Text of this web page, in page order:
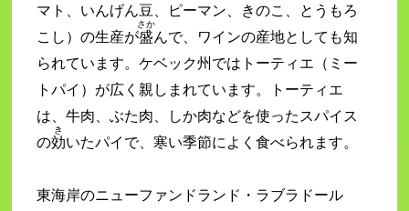
マト、いんげん豆、ピーマン、きのこ、とうもろ
こし）の生産が盛
さか
んで、ワインの産地としても知
られています。ケベック州ではトーティエ（ミー
トパイ）が広く親しまれています。トーティエ
は、牛肉、ぶた肉、しか肉などを使ったスパイス
の効
き
いたパイで、寒い季節によく食べられます。
東海岸のニューファンドランド・ラブラドール